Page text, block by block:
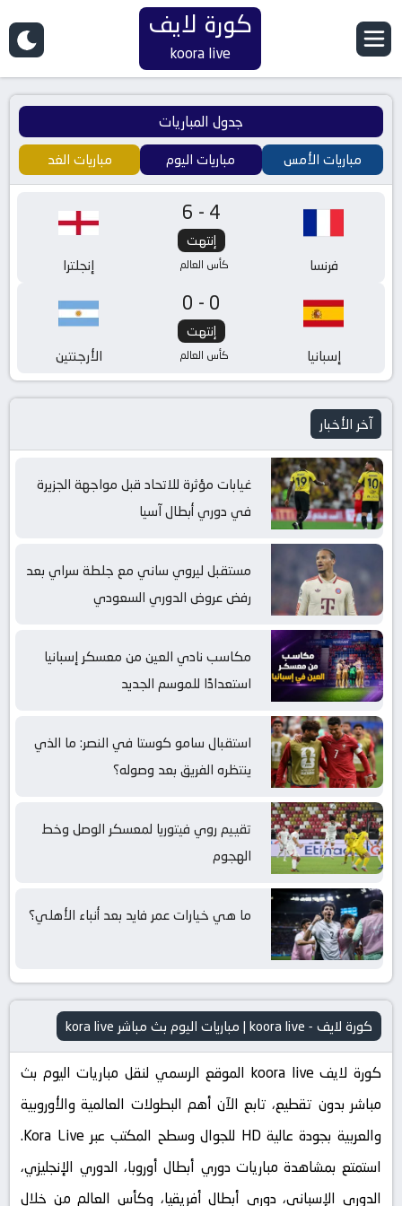
كورة لايف
koora live
جدول المباريات
مباريات الأمس مباريات اليوم مباريات الغد
فرنسا
6-4
إنتهت
كأس العالم إنجلترا
إسبانيا
0-0
إنتهت
كأس العالم الأرجنتين
آخر الأخبار
غيابات مؤثرة للاتحاد قبل مواجهة الجزيرة
في دوري أبطال آسيا
مستقبل ليروي ساني مع جلطة سراي بعد
رفض عروض الدوري السعودي
مكاسب نادي العين من معسكر إسبانيا
استعدادًا للموسم الجديد
استقبال سامو كوستا في النصر: ما الذي
ينتظره الفريق بعد وصوله؟
تقييم روي فيتوريا لمعسكر الوصل وخط
الهجوم
ما هي خيارات عمر فايد بعد أنباء الأهلي؟
كورة لايف - koora live | مباريات اليوم بث مباشر kora live
كورة لايف koora live الموقع الرسمي لنقل مباريات اليوم بث
مباشر بدون تقطيع، تابع الآن أهم البطولات العالمية والأوروبية
والعربية بجودة عالية HD للجوال وسطح المكتب عبر Kora Live.
استمتع بمشاهدة مباريات دوري أبطال أوروبا، الدوري الإنجليزي،
الدوري الإسباني، دوري أبطال أفريقيا، وكأس العالم من خلال